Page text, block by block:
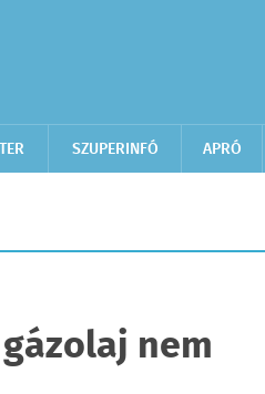
SZUPERINFÓ APRÓ
nem